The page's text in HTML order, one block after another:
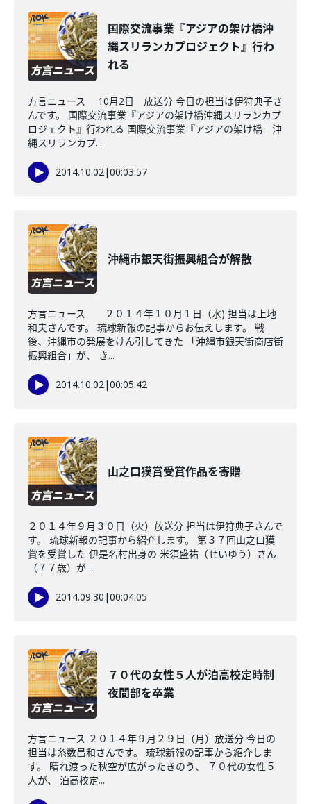
国際交流事業『アジアの架け橋沖
縄スリランカプロジェクト』行わ
れる
方言ニュース 10月2日 放送分 今日の担当は伊狩典子さ
んです。 国際交流事業『アジアの架け橋沖縄スリランカプ
ロジェクト』行われる 国際交流事業『アジアの架け橋 沖
縄スリランカプ...
2014.10.02|00:03:57
沖縄市銀天街振興組合が解散
方言ニュース ２０１４年１０月１日（水) 担当は上地
和夫さんです。 琉球新報の記事からお伝えします。 戦
後、沖縄市の発展をけん引してきた 「沖縄市銀天街商店街
振興組合」が、 き...
2014.10.02|00:05:42
山之口獏賞受賞作品を寄贈
２０１４年９月３０日（火）放送分 担当は伊狩典子さんで
す。 琉球新報の記事から紹介します。 第３７回山之口獏
賞を受賞した 伊是名村出身の 米須盛祐（せいゆう）さん
（７７歳）が ...
2014.09.30 |00:04:05
７０代の女性５人が泊高校定時制
夜間部を卒業
方言ニュース ２０１４年９月２９日（月）放送分 今日の
担当は糸数昌和さんです。 琉球新報の記事から紹介しま
す。 晴れ渡った秋空が広がったきのう、 ７０代の女性５
人が、 泊高校定...